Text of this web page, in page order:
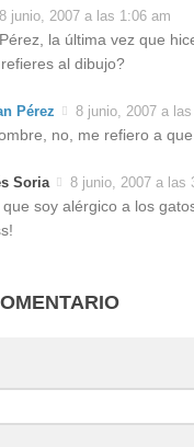
8 junio, 2007 a las 1:06 am
la última vez que
al dibujo?
Pérez 8 junio, 2007 a
no, me refiero a
Soria 8 junio, 2007 a las
que soy alérgico a los